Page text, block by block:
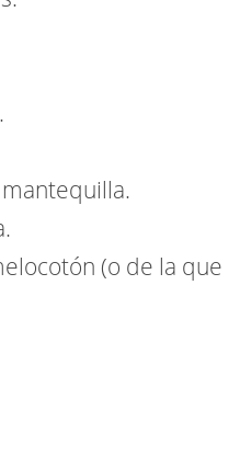
(o de la que